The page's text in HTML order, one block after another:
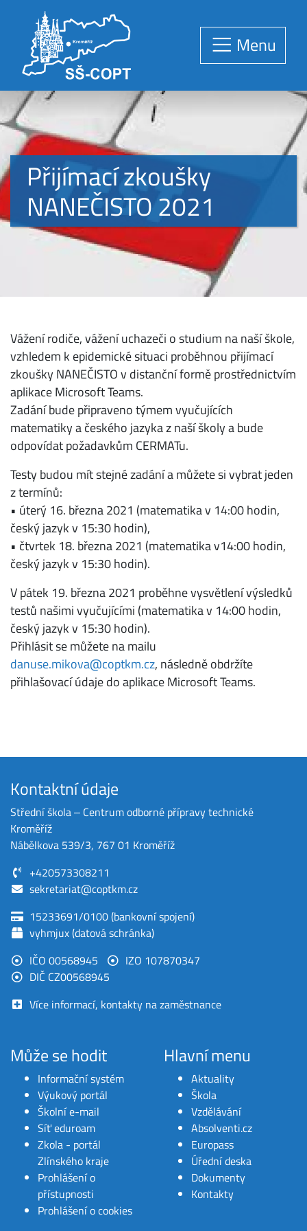
Menu
Přijímací zkoušky
NANEČISTO 2021
Vážení rodiče, vážení uchazeči o studium na naší škole,
vzhledem k epidemické situaci proběhnou přijímací
zkoušky NANEČISTO v distanční formě prostřednictvím
aplikace Microsoft Teams.
Zadání bude připraveno týmem vyučujících
matematiky a českého jazyka z naší školy a bude
odpovídat požadavkům CERMATu.
Testy budou mít stejné zadání a můžete si vybrat jeden
z termínů:
• úterý 16. března 2021 (matematika v 14:00 hodin,
český jazyk v 15:30 hodin),
• čtvrtek 18. března 2021 (matematika v14:00 hodin,
český jazyk v 15:30 hodin).
V pátek 19. března 2021 proběhne vysvětlení výsledků
testů našimi vyučujícími (matematika v 14:00 hodin,
český jazyk v 15:30 hodin).
Přihlásit se můžete na mailu
danuse.mikova@coptkm.cz, následně obdržíte
přihlašovací údaje do aplikace Microsoft Teams.
Kontaktní údaje
Střední škola ‒ Centrum odborné přípravy technické
Kroměříž
Nábělkova 539/3, 767 01 Kroměříž
+420573308211
sekretariat@coptkm.cz
15233691/0100 (bankovní spojení)
vyhmjux (datová schránka)
IČO 00568945
IZO 107870347
DIČ CZ00568945
Více informací, kontakty na zaměstnance
Může se hodit
Informační systém
Výukový portál
Školní e-mail
Síť eduroam
Zkola - portál
Zlínského kraje
Prohlášení o
přístupnosti
Prohlášení o cookies
Hlavní menu
Aktuality
Škola
Vzdělávání
Absolventi.cz
Europass
Úřední deska
Dokumenty
Kontakty